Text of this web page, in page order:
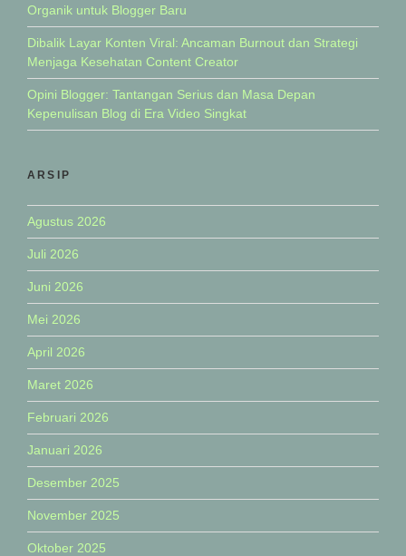
Organik untuk Blogger Baru
Dibalik Layar Konten Viral: Ancaman Burnout dan Strategi
Menjaga Kesehatan Content Creator
Opini Blogger: Tantangan Serius dan Masa Depan
Kepenulisan Blog di Era Video Singkat
ARSIP
Agustus 2026
Juli 2026
Juni 2026
Mei 2026
April 2026
Maret 2026
Februari 2026
Januari 2026
Desember 2025
November 2025
Oktober 2025